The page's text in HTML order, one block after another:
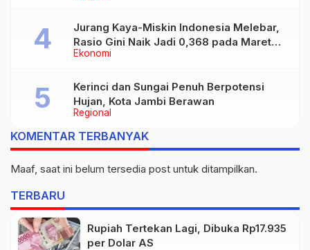
Ekonomi
Jurang Kaya-Miskin Indonesia Melebar,
Rasio Gini Naik Jadi 0,368 pada Maret
2026
Regional
Kerinci dan Sungai Penuh Berpotensi
Hujan, Kota Jambi Berawan
KOMENTAR TERBANYAK
Maaf, saat ini belum tersedia post untuk ditampilkan.
TERBARU
Rupiah Tertekan Lagi, Dibuka Rp17.935
per Dolar AS